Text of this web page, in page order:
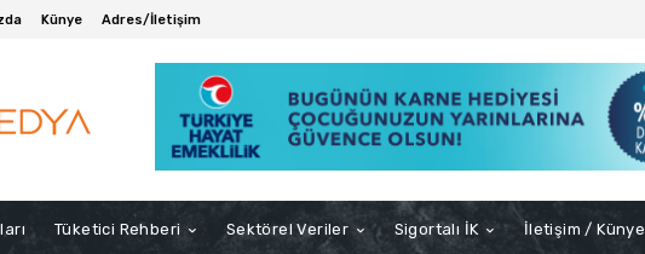
Künye Adres/İletişim
Tüketici Rehberi Sektörel Veriler Sigortalı İK İletişim / Künye